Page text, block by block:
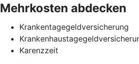
Mehrkosten abdecken
Krankentagegeldversicherung
Karenzzeit